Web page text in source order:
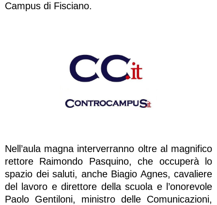
Campus di Fisciano.
Nell’aula magna interverranno oltre al magnifico
rettore Raimondo Pasquino, che occuperà lo
spazio dei saluti, anche Biagio Agnes, cavaliere
del lavoro e direttore della scuola e l’onorevole
Paolo Gentiloni, ministro delle Comunicazioni,